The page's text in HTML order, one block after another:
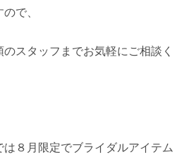
で、
スタッフまでお気軽にご相談く
は８月限定でブライダルアイテム